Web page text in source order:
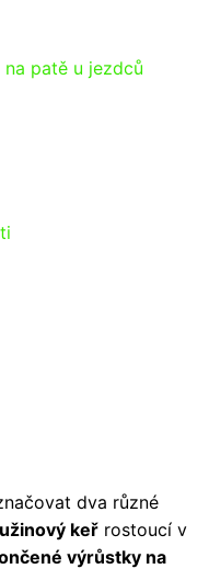
patě u jezdců
dva různé
keř rostoucí v
výrůstky na